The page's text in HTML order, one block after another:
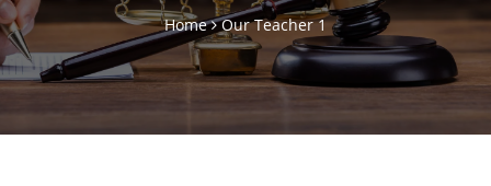
Home Our Teacher 1